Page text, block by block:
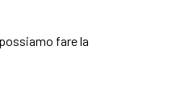
fare la